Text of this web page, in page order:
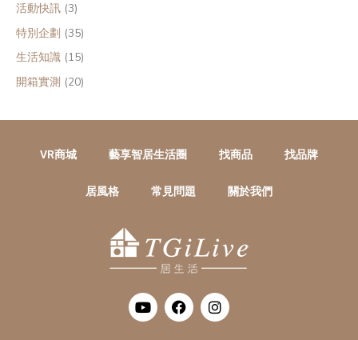
活動快訊 (3)
特別企劃 (35)
生活知識 (15)
開箱實測 (20)
VR商城 藝享智居生活圈 找商品 找品牌
居風格 常見問題 關於我們
Y
o
u
F
a
c
I
n
s